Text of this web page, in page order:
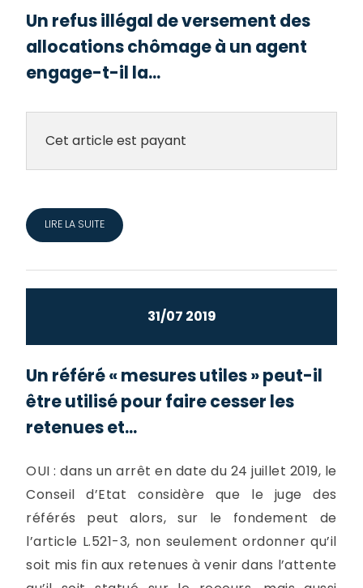
Un refus illégal de versement des
allocations chômage à un agent
engage-t-il la...
Cet article est payant
LIRE LA SUITE
31/07 2019
Un référé « mesures utiles » peut-il
être utilisé pour faire cesser les
retenues et...
OUI : dans un arrêt en date du 24 juillet 2019, le
Conseil d’Etat considère que le juge des
référés peut alors, sur le fondement de
l’article L.521-3, non seulement ordonner qu’il
soit mis fin aux retenues à venir dans l’attente